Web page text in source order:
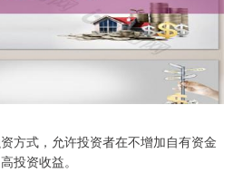
方式，允许投资者在不增加自有资金
投资收益。